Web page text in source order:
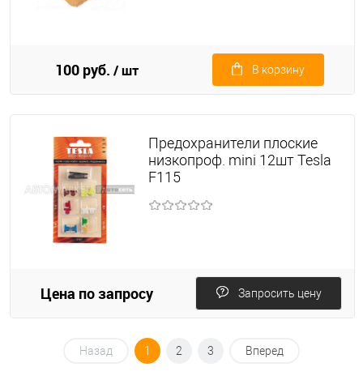
100 руб. / шт В корзину
Предохранители плоские
низкопроф. mini 12шт Tesla
F115
Цена по запросу Запросить цену
Назад 1 2 3 Вперед